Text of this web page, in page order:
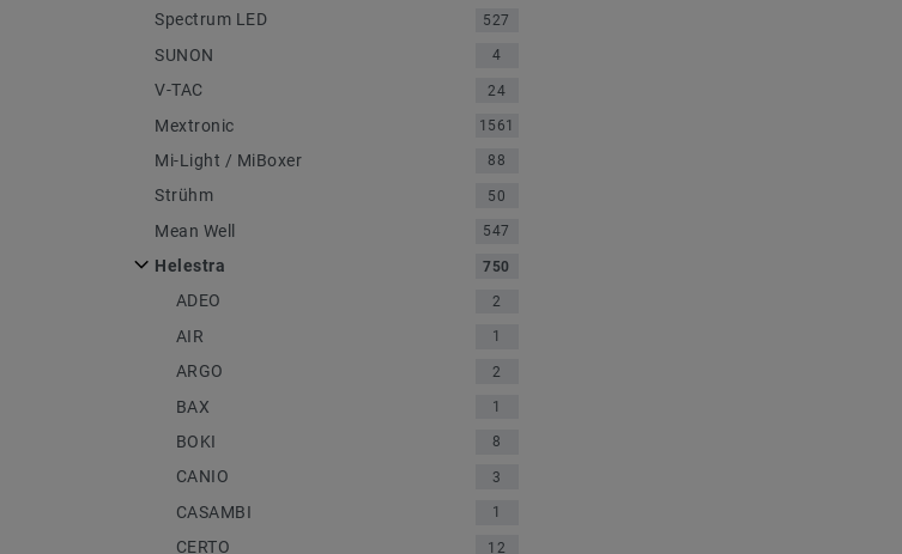
Spectrum LED 527
SUNON 4
V-TAC 24
Mextronic 1561
Mi-Light / MiBoxer 88
Strühm 50
Mean Well 547
Helestra 750
ADEO 2
AIR 1
ARGO 2
BAX 1
BOKI 8
CANIO 3
CASAMBI 1
CERTO 12